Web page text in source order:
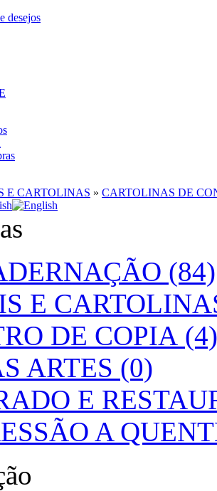
desejos
E CARTOLINAS » CARTOLINAS DE
(84)
E
DE COPIA (4)
ARTES (0)
E
A